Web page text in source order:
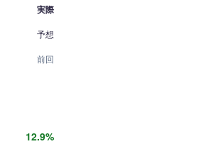
実際
予想
前回
12.9%